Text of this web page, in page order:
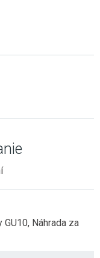
GU10, Náhrada za